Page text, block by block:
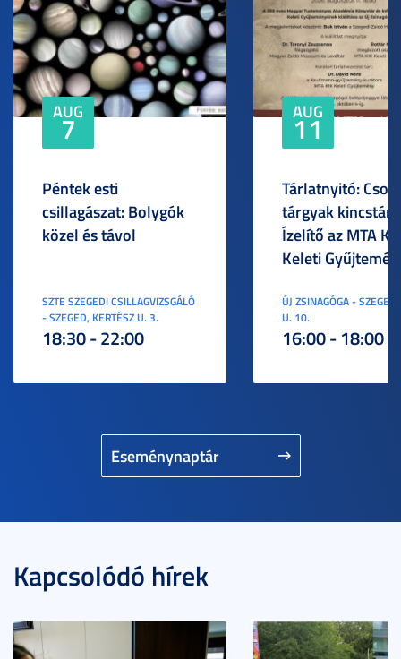
Eseménynaptár
AUG
7
Péntek esti
csillagászat: Bolygók
közel és távol
SZTE SZEGEDI CSILLAGVIZSGÁLÓ
- SZEGED, KERTÉSZ U. 3.
18:30 - 22:00
AUG
11
Tárlatnyitó:
tárgyak
Ízelítő az MTA
Keleti
ÚJ ZSINAGÓGA -
U. 10.
16:00 - 18:00
Kapcsolódó hírek